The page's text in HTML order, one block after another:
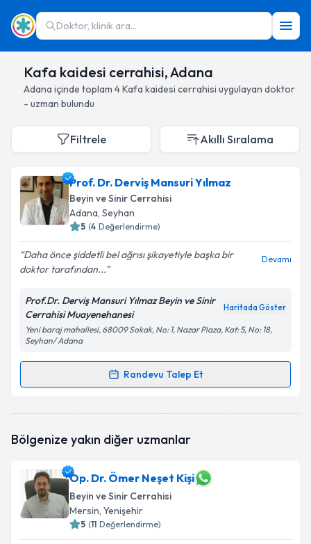
Doktor, klinik ara...
Kafa kaidesi cerrahisi, Adana
Adana içinde toplam 4Kafa kaidesi cerrahisi uygulayan doktor
- uzman bulundu
Filtrele Akıllı Sıralama
Prof. Dr. Derviş Mansuri Yılmaz
Beyin ve Sinir Cerrahisi
Adana, Seyhan
5 (4 Değerlendirme)
Daha önce şiddetli bel ağrısı şikayetiyle başka bir
doktor tarafından...
Devamı
Prof.Dr. Derviş Mansuri Yılmaz Beyin ve Sinir
Cerrahisi Muayenehanesi
Haritada Göster
Yeni baraj mahallesi, 68009 Sokak, No: 1, Nazar Plaza, Kat: 5, No: 18,
Seyhan/ Adana
Randevu Talep Et
Randevu Takvimi Talebi
takvimi talebi oluşturun. Size bu uzmandan randevu
bilgilendireceğiz.
E-posta Adresiniz
Bölgenize yakın diğer uzmanlar
Op. Dr. Ömer Neşet Kişi
Beyin ve Sinir Cerrahisi
Mersin, Yenişehir
5 (11 Değerlendirme)